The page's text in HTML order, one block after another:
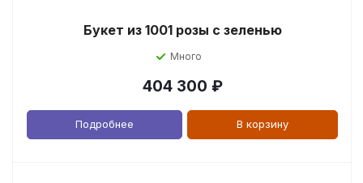
Букет из 1001 розы с зеленью
Много
404 300 ₽
Подробнее В корзину